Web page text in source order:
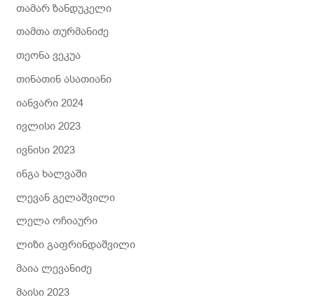
თამარ ზანდუკელი
თამთა თურმანიძე
თეონა ვეკუა
თინათინ ასათიანი
იანვარი 2024
ივლისი 2023
ივნისი 2023
ინგა ხალვაში
ლევან გელაშვილი
ლელა ოჩიაური
ლიზი გაფრინდაშვილი
მაია ლევანიძე
მაისი 2023